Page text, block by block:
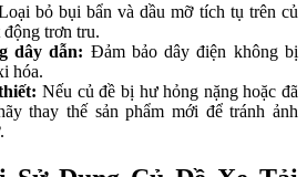
bỏ bụi bẩn và dầu mỡ tích tụ trên củ
động trơn tru.
dây dẫn: Đảm bảo dây điện không bị
hóa.
Nếu củ đề bị hư hỏng nặng hoặc đã
thay thế sản phẩm mới để tránh ảnh